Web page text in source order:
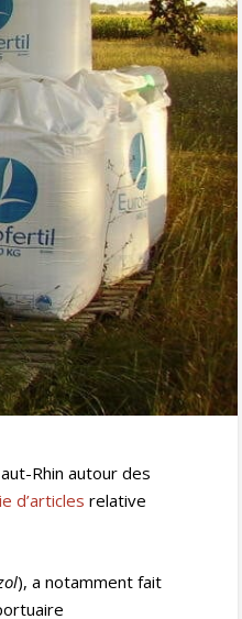
Rhin autour des
d’articles relative
), a notamment fait